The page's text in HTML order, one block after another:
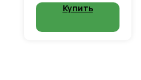
Купить